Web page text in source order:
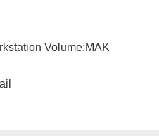
Volume:MAK